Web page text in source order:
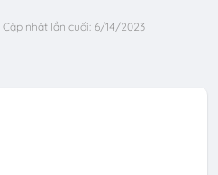
Cập nhật lần cuối: 6/14/2023